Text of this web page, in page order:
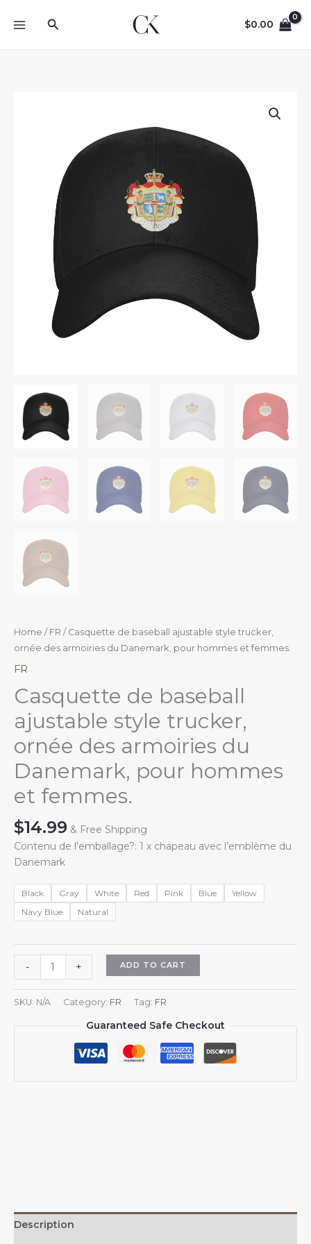
Search $0.00
Home / FR / Casquette de baseball ajustable style trucker,
ornée des armoiries du Danemark, pour hommes et femmes.
FR
Casquette de baseball
ajustable style trucker,
ornée des armoiries du
Danemark, pour hommes
et femmes.
$14.99 & Free Shipping
Contenu de l’emballage?: 1 x chapeau avec l’emblème du
Danemark
Black Gray White Red Pink Blue
Yellow
Navy Blue
Natural
-
Casquette
de
baseball
ajustable
style
+ ADD TO CART
SKU: N/A Category: FR Tag: FR
Guaranteed Safe Checkout
Description